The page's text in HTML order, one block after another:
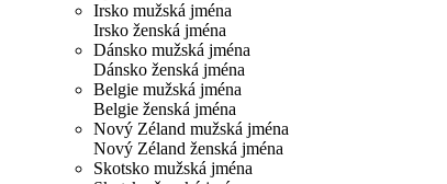
Irsko mužská jména
Irsko ženská jména
Dánsko mužská jména
Dánsko ženská jména
Belgie mužská jména
Belgie ženská jména
Nový Zéland mužská jména
Nový Zéland ženská jména
Skotsko mužská jména